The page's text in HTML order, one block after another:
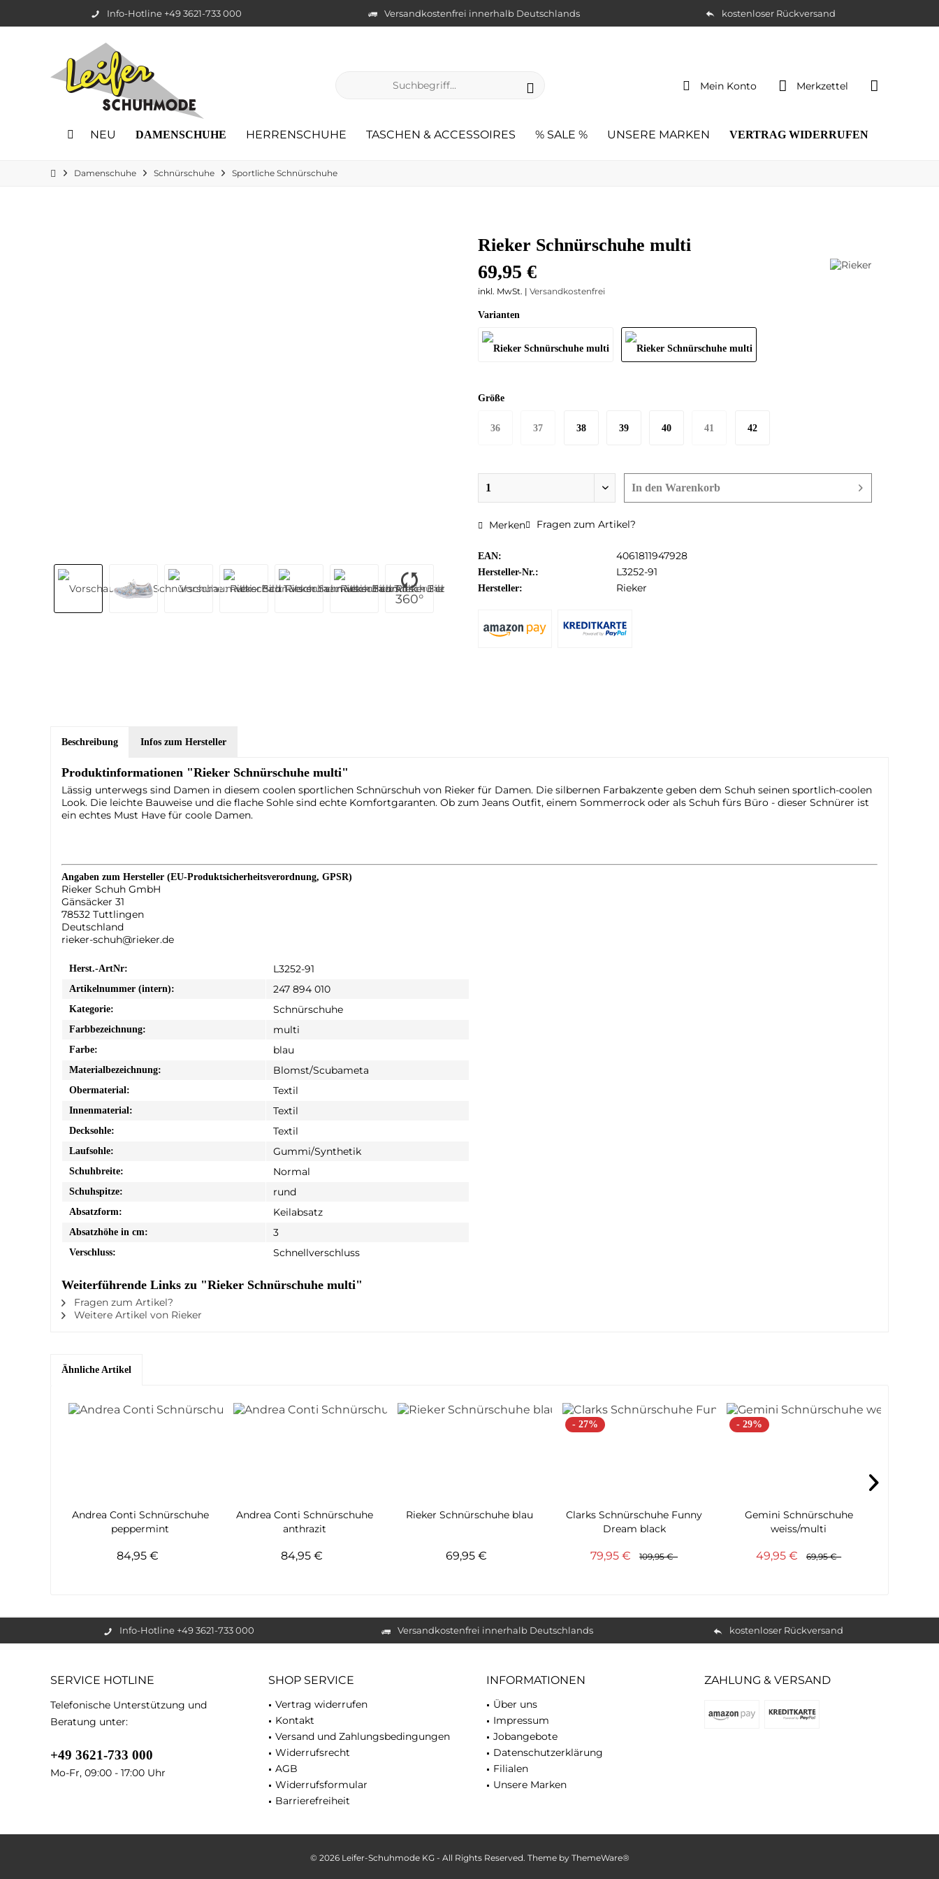
Info-Hotline +49 3621-733 000 Versandkostenfrei innerhalb Deutschlands kostenloser Rückversand
Merkzettel
Mein Konto
NEU DAMENSCHUHE HERRENSCHUHE TASCHEN & ACCESSOIRES % SALE % UNSERE MARKEN VERTRAG WIDERRUFEN
Damenschuhe Schnürschuhe Sportliche Schnürschuhe
360°
Rieker Schnürschuhe multi
69,95 €
inkl. MwSt. | Versandkostenfrei
Varianten
Größe
36 37 38 39 40 41 42
In den Warenkorb
Merken Fragen zum Artikel?
EAN: 4061811947928
Hersteller-Nr.: L3252-91
Hersteller: Rieker
Beschreibung Infos zum Hersteller
Produktinformationen "Rieker Schnürschuhe multi"
Lässig unterwegs sind Damen in diesem coolen sportlichen Schnürschuh von Rieker für Damen. Die silbernen Farbakzente geben dem Schuh seinen sportlich-coolen
Look. Die leichte Bauweise und die flache Sohle sind echte Komfortgaranten. Ob zum Jeans Outfit, einem Sommerrock oder als Schuh fürs Büro - dieser Schnürer ist
ein echtes Must Have für coole Damen.
Angaben zum Hersteller (EU-Produktsicherheitsverordnung, GPSR)
Rieker Schuh GmbH
Gänsäcker 31
78532 Tuttlingen
Deutschland
rieker-schuh@rieker.de
Herst.-ArtNr: L3252-91
Artikelnummer (intern): 247 894 010
Kategorie: Schnürschuhe
Farbbezeichnung: multi
Farbe: blau
Materialbezeichnung: Blomst/Scubameta
Obermaterial: Textil
Innenmaterial: Textil
Decksohle: Textil
Laufsohle: Gummi/Synthetik
Schuhbreite: Normal
Schuhspitze: rund
Absatzform: Keilabsatz
Absatzhöhe in cm: 3
Verschluss: Schnellverschluss
Weiterführende Links zu "Rieker Schnürschuhe multi"
Fragen zum Artikel?
Weitere Artikel von Rieker
Ähnliche Artikel
Andrea Conti Schnürschuhe
peppermint
84,95 €
Andrea Conti Schnürschuhe
anthrazit
84,95 €
Rieker Schnürschuhe blau
69,95 €
- 27%
Clarks Schnürschuhe Funny
Dream black
79,95 € 109,95 €
- 29%
Gemini Schnürschuhe
weiss/multi
49,95 € 69,95 €
Info-Hotline +49 3621-733 000 Versandkostenfrei innerhalb Deutschlands kostenloser Rückversand
SERVICE HOTLINE
Telefonische Unterstützung und
Beratung unter:
+49 3621-733 000
Mo-Fr, 09:00 - 17:00 Uhr
SHOP SERVICE
Vertrag widerrufen
Kontakt
Versand und Zahlungsbedingungen
Widerrufsrecht
AGB
Widerrufsformular
Barrierefreiheit
INFORMATIONEN
Über uns
Impressum
Jobangebote
Datenschutzerklärung
Filialen
Unsere Marken
ZAHLUNG & VERSAND
© 2026 Leifer-Schuhmode KG - All Rights Reserved. Theme by ThemeWare®